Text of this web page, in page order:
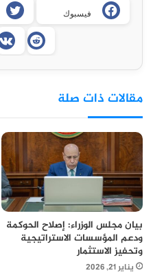
فيسبوك
مقالات ذات صلة
بيان مجلس الوزراء: إصلاح الحوكمة
ودعم المؤسسات الاستراتيجية
وتحفيز الاستثمار
يناير 21, 2026